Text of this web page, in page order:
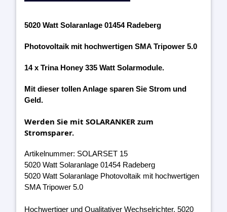
5020 Watt Solaranlage 01454 Radeberg
Photovoltaik mit hochwertigen SMA Tripower 5.0
14 x Trina Honey 335 Watt Solarmodule.
Mit dieser tollen Anlage sparen Sie Strom und
Geld.
Werden Sie mit SOLARANKER zum
Stromsparer.
Artikelnummer: SOLARSET 15
5020 Watt Solaranlage 01454 Radeberg
5020 Watt Solaranlage Photovoltaik mit hochwertigen
SMA Tripower 5.0
Hochwertiger und Qualitativer Wechselrichter. 5020